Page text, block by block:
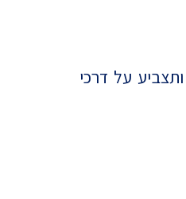
על דרכי